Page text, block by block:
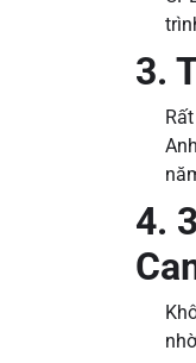
3.
4.